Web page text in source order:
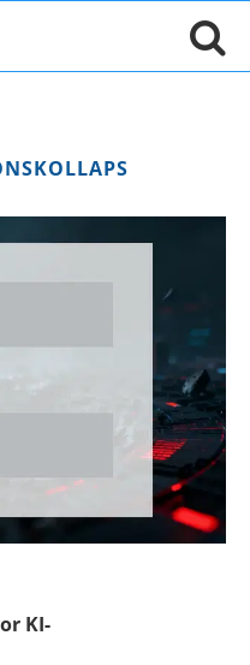
KI-